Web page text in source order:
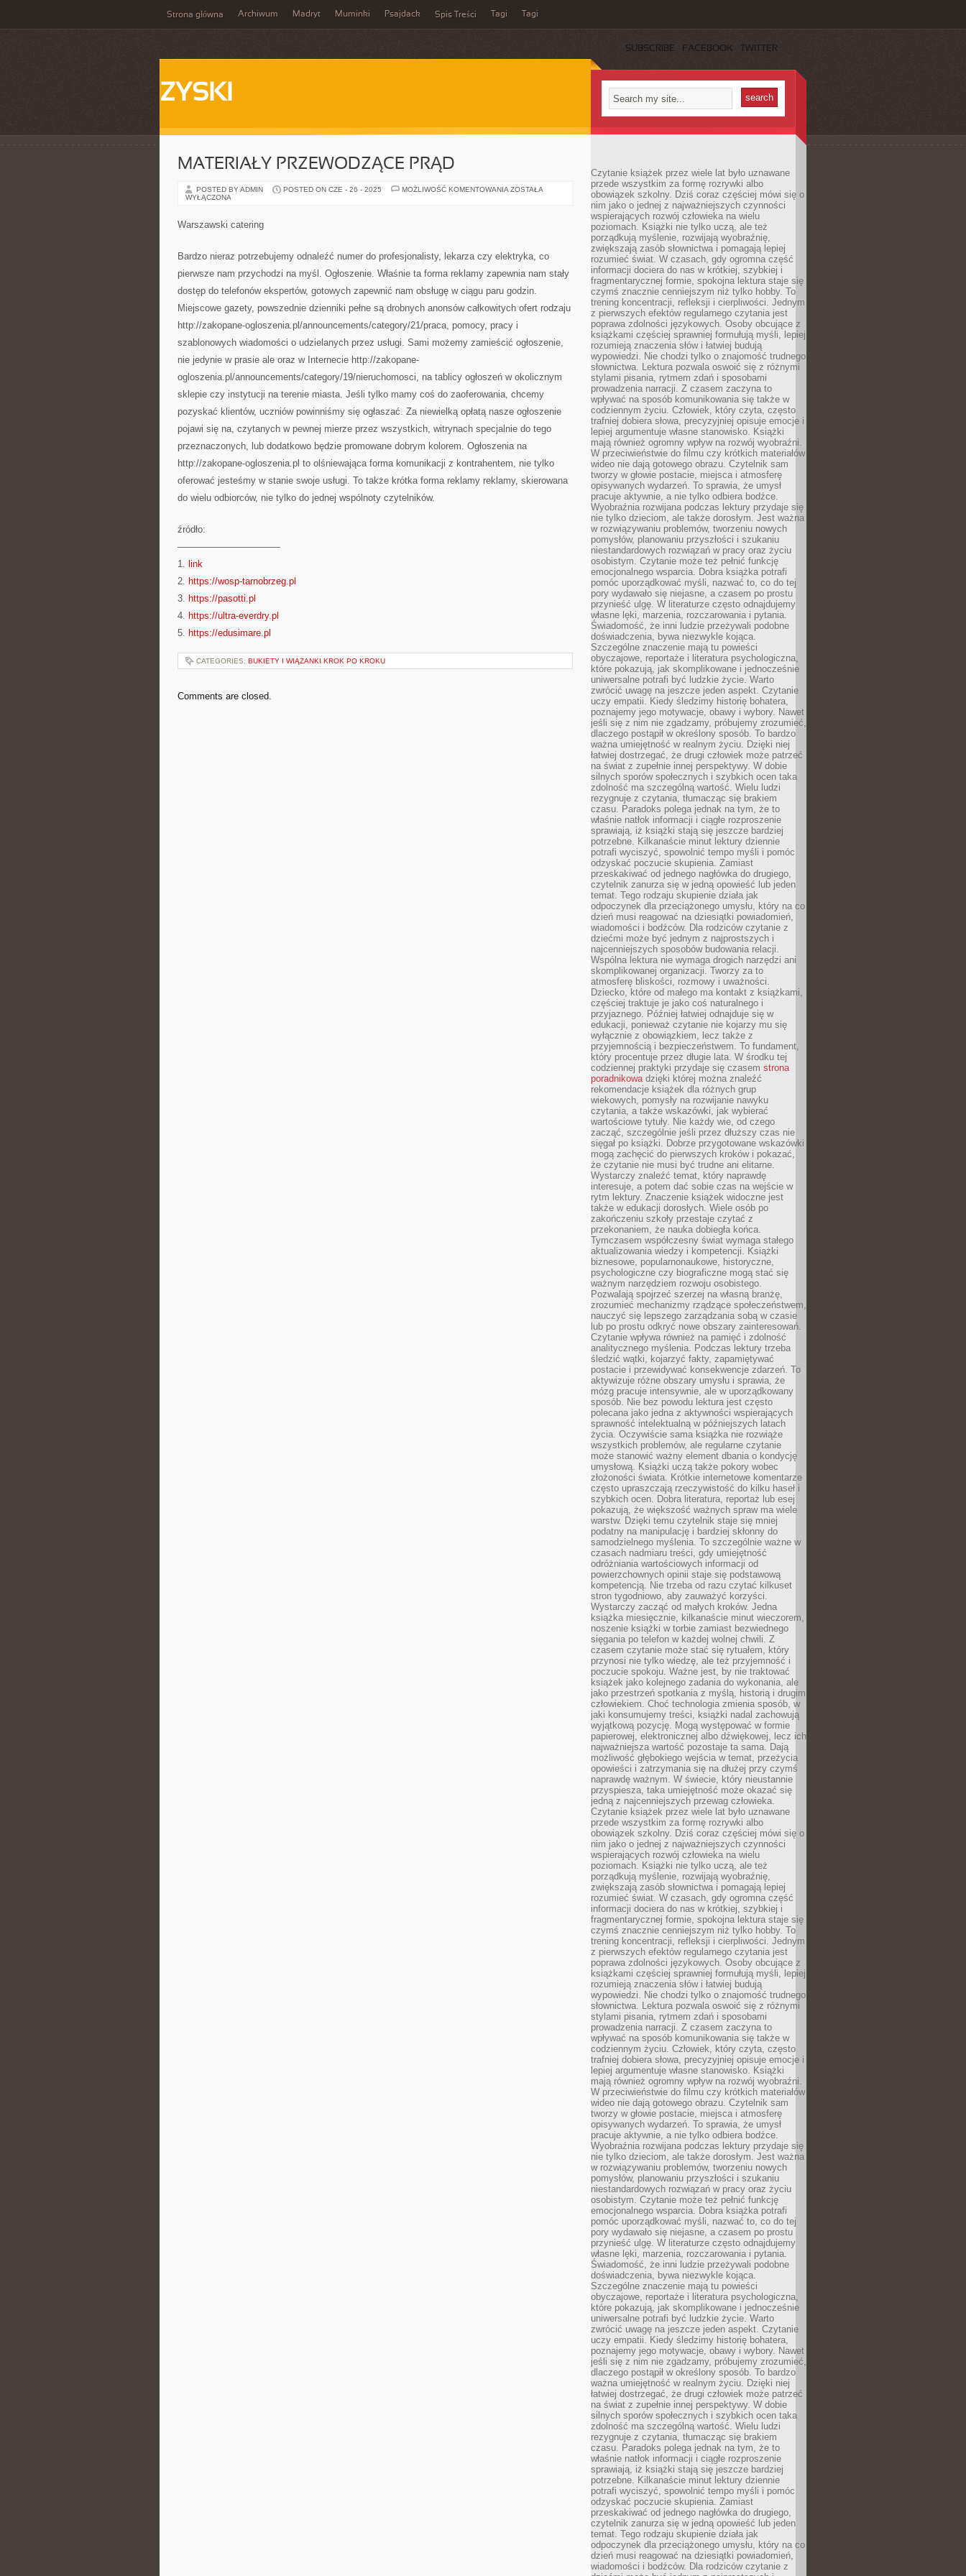
Strona główna Archiwum Madryt Muminki Psajdack Spis Treści Tagi Tagi
SUBSCRIBE FACEBOOK TWITTER
ZYSKI
MATERIAŁY PRZEWODZĄCE PRĄD
POSTED BY ADMIN POSTED ON CZE - 26 - 2025 MOŻLIWOŚĆ KOMENTOWANIA MATERIAŁY
ZOSTAŁA
WYŁĄCZONA
Warszawski catering
Bardzo nieraz potrzebujemy odnaleźć numer do profesjonalisty, lekarza czy elektryka, co
pierwsze nam przychodzi na myśl. Ogłoszenie. Właśnie ta forma reklamy zapewnia nam stały
dostęp do telefonów ekspertów, gotowych zapewnić nam obsługę w ciągu paru godzin.
Miejscowe gazety, powszednie dzienniki pełne są drobnych anonsów całkowitych ofert rodzaju
http://zakopane-ogloszenia.pl/announcements/category/21/praca, pomocy, pracy i
szablonowych wiadomości o udzielanych przez usługi. Sami możemy zamieścić ogłoszenie,
nie jedynie w prasie ale oraz w Internecie http://zakopane-
ogloszenia.pl/announcements/category/19/nieruchomosci, na tablicy ogłoszeń w okolicznym
sklepie czy instytucji na terenie miasta. Jeśli tylko mamy coś do zaoferowania, chcemy
pozyskać klientów, uczniów powinniśmy się ogłaszać. Za niewielką opłatą nasze ogłoszenie
pojawi się na, czytanych w pewnej mierze przez wszystkich, witrynach specjalnie do tego
przeznaczonych, lub dodatkowo będzie promowane dobrym kolorem. Ogłoszenia na
http://zakopane-ogloszenia.pl to olśniewająca forma komunikacji z kontrahentem, nie tylko
oferować jesteśmy w stanie swoje usługi. To także krótka forma reklamy reklamy, skierowana
do wielu odbiorców, nie tylko do jednej wspólnoty czytelników.
źródło:
———————————
1. link
2. https://wosp-tarnobrzeg.pl
3. https://pasotti.pl
4. https://ultra-everdry.pl
5. https://edusimare.pl
CATEGORIES: BUKIETY I WIĄZANKI KROK PO KROKU
Comments are closed.
Czytanie książek przez wiele lat było uznawane
przede wszystkim za formę rozrywki albo
obowiązek szkolny. Dziś coraz częściej mówi się o
nim jako o jednej z najważniejszych czynności
wspierających rozwój człowieka na wielu
poziomach. Książki nie tylko uczą, ale też
porządkują myślenie, rozwijają wyobraźnię,
zwiększają zasób słownictwa i pomagają lepiej
rozumieć świat. W czasach, gdy ogromna część
informacji dociera do nas w krótkiej, szybkiej i
fragmentarycznej formie, spokojna lektura staje się
czymś znacznie cenniejszym niż tylko hobby. To
trening koncentracji, refleksji i cierpliwości. Jednym
z pierwszych efektów regularnego czytania jest
poprawa zdolności językowych. Osoby obcujące z
książkami częściej sprawniej formułują myśli, lepiej
rozumieją znaczenia słów i łatwiej budują
wypowiedzi. Nie chodzi tylko o znajomość trudnego
słownictwa. Lektura pozwala oswoić się z różnymi
stylami pisania, rytmem zdań i sposobami
prowadzenia narracji. Z czasem zaczyna to
wpływać na sposób komunikowania się także w
codziennym życiu. Człowiek, który czyta, często
trafniej dobiera słowa, precyzyjniej opisuje emocje i
lepiej argumentuje własne stanowisko. Książki
mają również ogromny wpływ na rozwój wyobraźni.
W przeciwieństwie do filmu czy krótkich materiałów
wideo nie dają gotowego obrazu. Czytelnik sam
tworzy w głowie postacie, miejsca i atmosferę
opisywanych wydarzeń. To sprawia, że umysł
pracuje aktywnie, a nie tylko odbiera bodźce.
Wyobraźnia rozwijana podczas lektury przydaje się
nie tylko dzieciom, ale także dorosłym. Jest ważna
w rozwiązywaniu problemów, tworzeniu nowych
pomysłów, planowaniu przyszłości i szukaniu
niestandardowych rozwiązań w pracy oraz życiu
osobistym. Czytanie może też pełnić funkcję
emocjonalnego wsparcia. Dobra książka potrafi
pomóc uporządkować myśli, nazwać to, co do tej
pory wydawało się niejasne, a czasem po prostu
przynieść ulgę. W literaturze często odnajdujemy
własne lęki, marzenia, rozczarowania i pytania.
Świadomość, że inni ludzie przeżywali podobne
doświadczenia, bywa niezwykle kojąca.
Szczególne znaczenie mają tu powieści
obyczajowe, reportaże i literatura psychologiczna,
które pokazują, jak skomplikowane i jednocześnie
uniwersalne potrafi być ludzkie życie. Warto
zwrócić uwagę na jeszcze jeden aspekt. Czytanie
uczy empatii. Kiedy śledzimy historię bohatera,
poznajemy jego motywacje, obawy i wybory. Nawet
jeśli się z nim nie zgadzamy, próbujemy zrozumieć,
dlaczego postąpił w określony sposób. To bardzo
ważna umiejętność w realnym życiu. Dzięki niej
łatwiej dostrzegać, że drugi człowiek może patrzeć
na świat z zupełnie innej perspektywy. W dobie
silnych sporów społecznych i szybkich ocen taka
zdolność ma szczególną wartość. Wielu ludzi
rezygnuje z czytania, tłumacząc się brakiem
czasu. Paradoks polega jednak na tym, że to
właśnie natłok informacji i ciągłe rozproszenie
sprawiają, iż książki stają się jeszcze bardziej
potrzebne. Kilkanaście minut lektury dziennie
potrafi wyciszyć, spowolnić tempo myśli i pomóc
odzyskać poczucie skupienia. Zamiast
przeskakiwać od jednego nagłówka do drugiego,
czytelnik zanurza się w jedną opowieść lub jeden
temat. Tego rodzaju skupienie działa jak
odpoczynek dla przeciążonego umysłu, który na co
dzień musi reagować na dziesiątki powiadomień,
wiadomości i bodźców. Dla rodziców czytanie z
dziećmi może być jednym z najprostszych i
najcenniejszych sposobów budowania relacji.
Wspólna lektura nie wymaga drogich narzędzi ani
skomplikowanej organizacji. Tworzy za to
atmosferę bliskości, rozmowy i uważności.
Dziecko, które od małego ma kontakt z książkami,
częściej traktuje je jako coś naturalnego i
przyjaznego. Później łatwiej odnajduje się w
edukacji, ponieważ czytanie nie kojarzy mu się
wyłącznie z obowiązkiem, lecz także z
przyjemnością i bezpieczeństwem. To fundament,
który procentuje przez długie lata. W środku tej
codziennej praktyki przydaje się czasem strona
poradnikowadzięki której można znaleźć
rekomendacje książek dla różnych grup
wiekowych, pomysły na rozwijanie nawyku
czytania, a także wskazówki, jak wybierać
wartościowe tytuły. Nie każdy wie, od czego
zacząć, szczególnie jeśli przez dłuższy czas nie
sięgał po książki. Dobrze przygotowane wskazówki
mogą zachęcić do pierwszych kroków i pokazać,
że czytanie nie musi być trudne ani elitarne.
Wystarczy znaleźć temat, który naprawdę
interesuje, a potem dać sobie czas na wejście w
rytm lektury. Znaczenie książek widoczne jest
także w edukacji dorosłych. Wiele osób po
zakończeniu szkoły przestaje czytać z
przekonaniem, że nauka dobiegła końca.
Tymczasem współczesny świat wymaga stałego
aktualizowania wiedzy i kompetencji. Książki
biznesowe, popularnonaukowe, historyczne,
psychologiczne czy biograficzne mogą stać się
ważnym narzędziem rozwoju osobistego.
Pozwalają spojrzeć szerzej na własną branżę,
zrozumieć mechanizmy rządzące społeczeństwem,
nauczyć się lepszego zarządzania sobą w czasie
lub po prostu odkryć nowe obszary zainteresowań.
Czytanie wpływa również na pamięć i zdolność
analitycznego myślenia. Podczas lektury trzeba
śledzić wątki, kojarzyć fakty, zapamiętywać
postacie i przewidywać konsekwencje zdarzeń. To
aktywizuje różne obszary umysłu i sprawia, że
mózg pracuje intensywnie, ale w uporządkowany
sposób. Nie bez powodu lektura jest często
polecana jako jedna z aktywności wspierających
sprawność intelektualną w późniejszych latach
życia. Oczywiście sama książka nie rozwiąże
wszystkich problemów, ale regularne czytanie
może stanowić ważny element dbania o kondycję
umysłową. Książki uczą także pokory wobec
złożoności świata. Krótkie internetowe komentarze
często upraszczają rzeczywistość do kilku haseł i
szybkich ocen. Dobra literatura, reportaż lub esej
pokazują, że większość ważnych spraw ma wiele
warstw. Dzięki temu czytelnik staje się mniej
podatny na manipulację i bardziej skłonny do
samodzielnego myślenia. To szczególnie ważne w
czasach nadmiaru treści, gdy umiejętność
odróżniania wartościowych informacji od
powierzchownych opinii staje się podstawową
kompetencją. Nie trzeba od razu czytać kilkuset
stron tygodniowo, aby zauważyć korzyści.
Wystarczy zacząć od małych kroków. Jedna
książka miesięcznie, kilkanaście minut wieczorem,
noszenie książki w torbie zamiast bezwiednego
sięgania po telefon w każdej wolnej chwili. Z
czasem czytanie może stać się rytuałem, który
przynosi nie tylko wiedzę, ale też przyjemność i
poczucie spokoju. Ważne jest, by nie traktować
książek jako kolejnego zadania do wykonania, ale
jako przestrzeń spotkania z myślą, historią i drugim
człowiekiem. Choć technologia zmienia sposób, w
jaki konsumujemy treści, książki nadal zachowują
wyjątkową pozycję. Mogą występować w formie
papierowej, elektronicznej albo dźwiękowej, lecz ich
najważniejsza wartość pozostaje ta sama. Dają
możliwość głębokiego wejścia w temat, przeżycia
opowieści i zatrzymania się na dłużej przy czymś
naprawdę ważnym. W świecie, który nieustannie
przyspiesza, taka umiejętność może okazać się
jedną z najcenniejszych przewag człowieka.
Czytanie książek przez wiele lat było uznawane
przede wszystkim za formę rozrywki albo
obowiązek szkolny. Dziś coraz częściej mówi się o
nim jako o jednej z najważniejszych czynności
wspierających rozwój człowieka na wielu
poziomach. Książki nie tylko uczą, ale też
porządkują myślenie, rozwijają wyobraźnię,
zwiększają zasób słownictwa i pomagają lepiej
rozumieć świat. W czasach, gdy ogromna część
informacji dociera do nas w krótkiej, szybkiej i
fragmentarycznej formie, spokojna lektura staje się
czymś znacznie cenniejszym niż tylko hobby. To
trening koncentracji, refleksji i cierpliwości. Jednym
z pierwszych efektów regularnego czytania jest
poprawa zdolności językowych. Osoby obcujące z
książkami częściej sprawniej formułują myśli, lepiej
rozumieją znaczenia słów i łatwiej budują
wypowiedzi. Nie chodzi tylko o znajomość trudnego
słownictwa. Lektura pozwala oswoić się z różnymi
stylami pisania, rytmem zdań i sposobami
prowadzenia narracji. Z czasem zaczyna to
wpływać na sposób komunikowania się także w
codziennym życiu. Człowiek, który czyta, często
trafniej dobiera słowa, precyzyjniej opisuje emocje i
lepiej argumentuje własne stanowisko. Książki
mają również ogromny wpływ na rozwój wyobraźni.
W przeciwieństwie do filmu czy krótkich materiałów
wideo nie dają gotowego obrazu. Czytelnik sam
tworzy w głowie postacie, miejsca i atmosferę
opisywanych wydarzeń. To sprawia, że umysł
pracuje aktywnie, a nie tylko odbiera bodźce.
Wyobraźnia rozwijana podczas lektury przydaje się
nie tylko dzieciom, ale także dorosłym. Jest ważna
w rozwiązywaniu problemów, tworzeniu nowych
pomysłów, planowaniu przyszłości i szukaniu
niestandardowych rozwiązań w pracy oraz życiu
osobistym. Czytanie może też pełnić funkcję
emocjonalnego wsparcia. Dobra książka potrafi
pomóc uporządkować myśli, nazwać to, co do tej
pory wydawało się niejasne, a czasem po prostu
przynieść ulgę. W literaturze często odnajdujemy
własne lęki, marzenia, rozczarowania i pytania.
Świadomość, że inni ludzie przeżywali podobne
doświadczenia, bywa niezwykle kojąca.
Szczególne znaczenie mają tu powieści
obyczajowe, reportaże i literatura psychologiczna,
które pokazują, jak skomplikowane i jednocześnie
uniwersalne potrafi być ludzkie życie. Warto
zwrócić uwagę na jeszcze jeden aspekt. Czytanie
uczy empatii. Kiedy śledzimy historię bohatera,
poznajemy jego motywacje, obawy i wybory. Nawet
jeśli się z nim nie zgadzamy, próbujemy zrozumieć,
dlaczego postąpił w określony sposób. To bardzo
ważna umiejętność w realnym życiu. Dzięki niej
łatwiej dostrzegać, że drugi człowiek może patrzeć
na świat z zupełnie innej perspektywy. W dobie
silnych sporów społecznych i szybkich ocen taka
zdolność ma szczególną wartość. Wielu ludzi
rezygnuje z czytania, tłumacząc się brakiem
czasu. Paradoks polega jednak na tym, że to
właśnie natłok informacji i ciągłe rozproszenie
sprawiają, iż książki stają się jeszcze bardziej
potrzebne. Kilkanaście minut lektury dziennie
potrafi wyciszyć, spowolnić tempo myśli i pomóc
odzyskać poczucie skupienia. Zamiast
przeskakiwać od jednego nagłówka do drugiego,
czytelnik zanurza się w jedną opowieść lub jeden
temat. Tego rodzaju skupienie działa jak
odpoczynek dla przeciążonego umysłu, który na co
dzień musi reagować na dziesiątki powiadomień,
wiadomości i bodźców. Dla rodziców czytanie z